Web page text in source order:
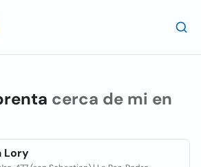
cerca de mi en
Lory